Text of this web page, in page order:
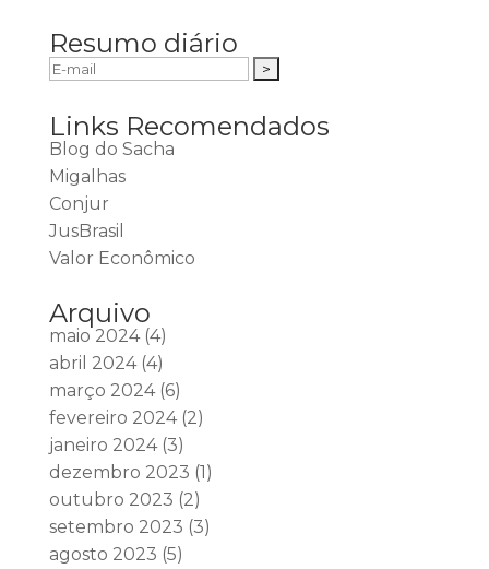
Resumo diário
Links Recomendados
Blog do Sacha
Migalhas
Conjur
JusBrasil
Valor Econômico
Arquivo
maio 2024(4)
abril 2024(4)
março 2024(6)
fevereiro 2024(2)
janeiro 2024(3)
dezembro 2023 (1)
outubro 2023 (2)
setembro 2023 (3)
agosto 2023 (5)